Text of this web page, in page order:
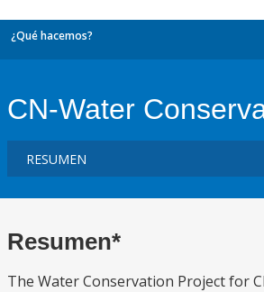
¿Qué hacemos?
CN-Water
Resumen*
The Water Conservation Project for